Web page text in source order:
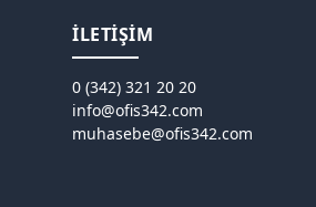
İLETİŞİM
0 (342) 321 20 20
info@ofis342.com
muhasebe@ofis342.com